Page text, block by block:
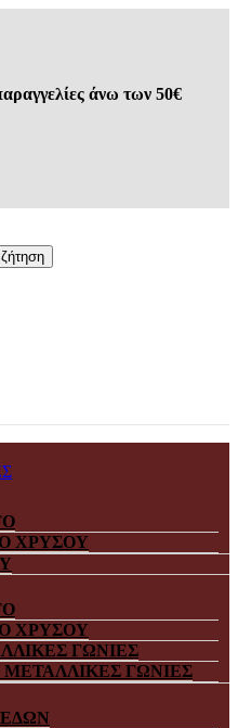
άνω των 50€
ΧΡΥΣΟΥ
ΧΡΥΣΟΥ
ΓΩΝΙΕΣ
ΓΩΝΙΕΣ